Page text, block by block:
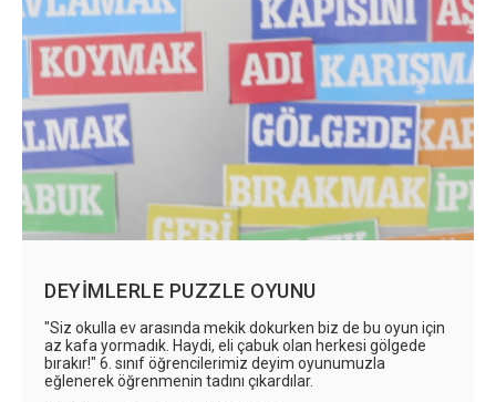
DEYİMLERLE PUZZLE OYUNU
"Siz okulla ev arasında mekik dokurken biz de bu oyun için
az kafa yormadık. Haydi, eli çabuk olan herkesi gölgede
bırakır!" 6. sınıf öğrencilerimiz deyim oyunumuzla
eğlenerek öğrenmenin tadını çıkardılar.